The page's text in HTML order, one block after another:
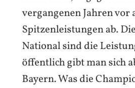
vergangenen Jahren
Spitzenleistungen ab.
National sind die
öffentlich gibt man sich
Bayern. Was die